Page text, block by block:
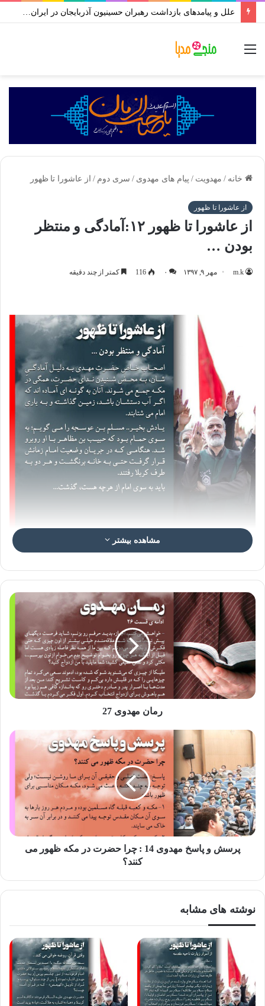
علل و پیامدهای بازداشت رهبران حسینیون آذربایجان در ایران | علی اکبر رائفی پور
خانه / مهدویت / پیام های مهدوی / سری دوم / از عاشورا تا ظهور
از عاشورا تا ظهور
از عاشورا تا ظهور ۱۲:آمادگی و منتظر
بودن …
m.k مهر ۹, ۱۳۹۷ ۰ 116 کمتر از چند دقیقه
عکس نوشته از عاشورا تا ظهور ۱۲
آمادگی و منتظر بودن …
اصحاب خاص حضرت مهدی به دلیل آمادگیِ شان، به محض
شنیدن ندای حضرت، همگی در مکه جمع می شوند. آنان به گونه
ای آماده اند که اگر آب دستشان باشد، زمین گذاشته و به یاری
امام می شتابند.
یادش بخیر.. مسلم بن عوسجه را می گویم؛ به سوی حمام بود که
حبیب بن مظاهر با او روبرو شد. هنگامی که در جریان وضعیت
امام زمانش قرار گرفت حتی به خانه برنگشت و هر دو به طرف
کربلا رفتند.
باید به سوی امام از هرچه هست، گذشت…
مشاهده بیشتر
رمان مهدوی 27
پرسش و پاسخ مهدوی 14 : چرا حضرت در مکه ظهور می
کنند؟
نوشته های مشابه